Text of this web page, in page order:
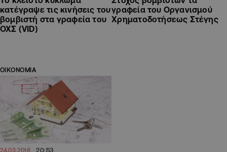
κατέγραψε τις κινήσεις του
βομβιστή στα γραφεία του
ΟΧΣ (VID)
γραφεία του Οργανισμού
Χρηματοδοτήσεως Στέγης
ΟΙΚΟΝΟΜΙΑ
24.03.2018 20:53